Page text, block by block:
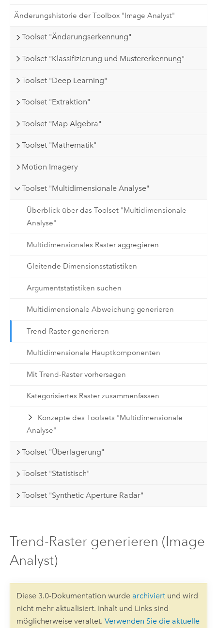
Änderungshistorie der Toolbox "Image Analyst"
Toolset "Änderungserkennung"
Toolset "Klassifizierung und Mustererkennung"
Toolset "Deep Learning"
Toolset "Extraktion"
Toolset "Map Algebra"
Toolset "Mathematik"
Motion Imagery
Toolset "Multidimensionale Analyse"
Überblick über das Toolset "Multidimensionale
Analyse"
Multidimensionales Raster aggregieren
Gleitende Dimensionsstatistiken
Argumentstatistiken suchen
Multidimensionale Abweichung generieren
Trend-Raster generieren
Multidimensionale Hauptkomponenten
Mit Trend-Raster vorhersagen
Kategorisiertes Raster zusammenfassen
Konzepte des Toolsets "Multidimensionale
Analyse"
Toolset "Überlagerung"
Toolset "Statistisch"
Toolset "Synthetic Aperture Radar"
Trend-Raster generieren (Image
Analyst)
Diese 3.0-Dokumentation wurde archiviertund wird
nicht mehr aktualisiert. Inhalt und Links sind
möglicherweise veraltet. Verwenden Sie die aktuelle